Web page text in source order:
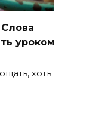
уроком
хоть